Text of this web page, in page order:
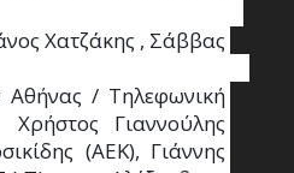
Χατζάκης , Σάββας
/ Τηλεφωνική
Γιαννούλης
(ΑΕΚ), Γιάννης